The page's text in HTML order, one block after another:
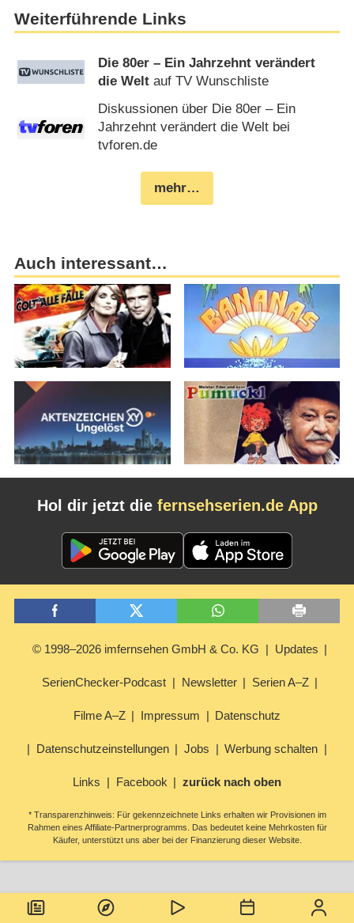
Weiterführende Links
Die 80er – Ein Jahrzehnt verändert
die Welt auf TV Wunschliste
Diskussionen über Die 80er – Ein
Jahrzehnt verändert die Welt bei
tvforen.de
mehr…
Auch interessant…
Hol dir jetzt die fernsehserien.de App
© 1998–2026 imfernsehen GmbH & Co. KG Updates
SerienChecker-Podcast Newsletter Serien A–Z
Filme A–Z Impressum Datenschutz
Datenschutzeinstellungen Jobs Werbung schalten
Links Facebook zurück nach oben
* Transparenzhinweis: Für gekennzeichnete Links erhalten wir Provisionen im
Rahmen eines Affiliate-Partnerprogramms. Das bedeutet keine Mehrkosten für
Käufer, unterstützt uns aber bei der Finanzierung dieser Website.